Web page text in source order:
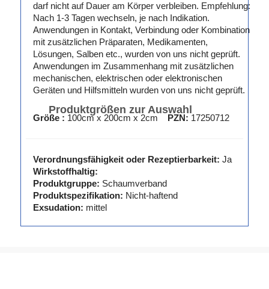
darf nicht auf Dauer am Körper verbleiben. Empfehlung:
Nach 1-3 Tagen wechseln, je nach Indikation.
Anwendungen in Kontakt, Verbindung oder Kombination
mit zusätzlichen Präparaten, Medikamenten,
Lösungen, Salben etc., wurden von uns nicht geprüft.
Anwendungen im Zusammenhang mit zusätzlichen
mechanischen, elektrischen oder elektronischen
Geräten und Hilfsmitteln wurden von uns nicht geprüft.
Produktgrößen zur Auswahl
Größe : 100cm x 200cm x 2cm PZN: 17250712
Verordnungsfähigkeit oder Rezeptierbarkeit: Ja
Wirkstoffhaltig:
Produktgruppe: Schaumverband
Produktspezifikation: Nicht-haftend
Exsudation: mittel